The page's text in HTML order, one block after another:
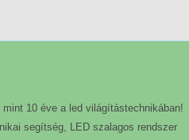
mint 10 éve a led világítástechnikában!
segítség, LED szalagos rendszer